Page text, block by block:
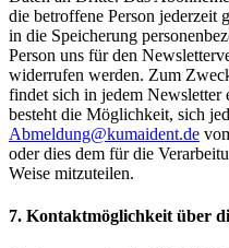
die betroffene Person
in die Speicherung
Person uns für den
widerrufen werden. Zum
findet sich in jedem Newsletter
besteht die Möglichkeit, sich
Abmeldung@kumaident.de
oder dies dem für die
Weise mitzuteilen.
7. Kontaktmöglichkeit über